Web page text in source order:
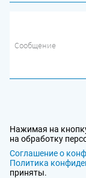
Сообщение
Нажимая на
на обработку
Соглашение о
Политика
приняты.